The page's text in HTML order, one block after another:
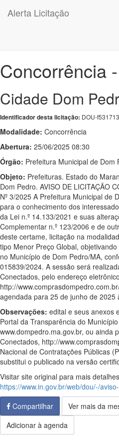
Alerta Licitação
Concorrência -
Cidade Dom
Identificador desta licitação: DOU-
Modalidade: Concorrência
Abertura: 25/06/2025 08:30
Órgão: Prefeitura Municipal de Dom
Objeto: Prefeituras. Estado do
Dom Pedro. AVISO DE LICITAÇÃO
Nº 3/2025 A Prefeitura Municipal de
para o conhecimento dos
da Lei n.º 14.133/2021 e suas
Complementar n.º 123/2006 e de
deste certame, licitação na
tipo Menor Preço Global,
no Município de Dom Pedro/MA,
015839/2024. A sessão será
Conectados, pelo endereço eletrônico
http://
agendada para 25 de junho de 2025
Observações: edital e seus anexos
Portal da Transparência do
www.dompedro.ma.gov.br, ou ainda
Conectados, http://
Nacional de Contratações Públicas
substitui o publicado na versão
Visitar site original para mais
https://www.in.gov.br/web/dou/-/
Compartilhar
Ver mais da
Adicionar à agenda